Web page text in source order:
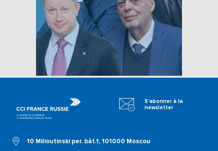
10 Milioutinski per. bât.1, 101000 Moscou
S'abonner à la
newsletter